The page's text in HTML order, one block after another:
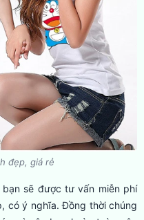
đẹp, giá rẻ
sẽ được tư vấn miễn phí
có ý nghĩa. Đồng thời chúng